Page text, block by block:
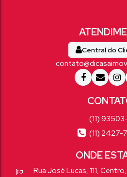
Central do
(11)
(11) 2427-
Rua José Lucas, 111, Centro,